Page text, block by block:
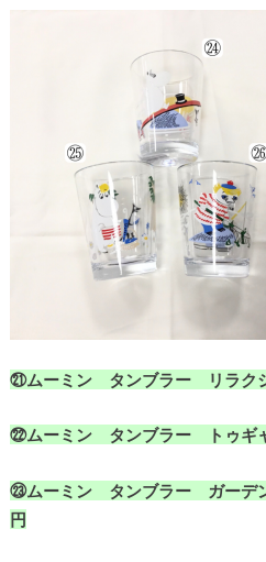
㉑ムーミン タンブラー リラ
㉒ムーミン タンブラー トゥギ
㉓ムーミン タンブラー ガー
円